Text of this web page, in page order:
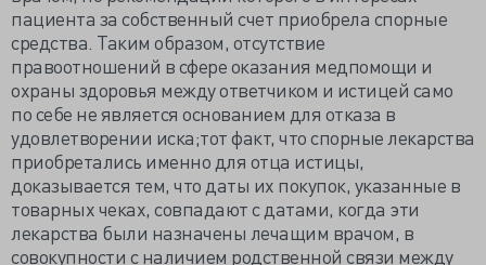
пациента за собственный счет приобрела спорные
средства. Таким образом, отсутствие
правоотношений в сфере оказания медпомощи и
охраны здоровья между ответчиком и истицей само
по себе не является основанием для отказа в
удовлетворении иска;тот факт, что спорные лекарства
приобретались именно для отца истицы,
доказывается тем, что даты их покупок, указанные в
товарных чеках, совпадают с датами, когда эти
лекарства были назначены лечащим врачом, в
совокупности с наличием родственной связи между